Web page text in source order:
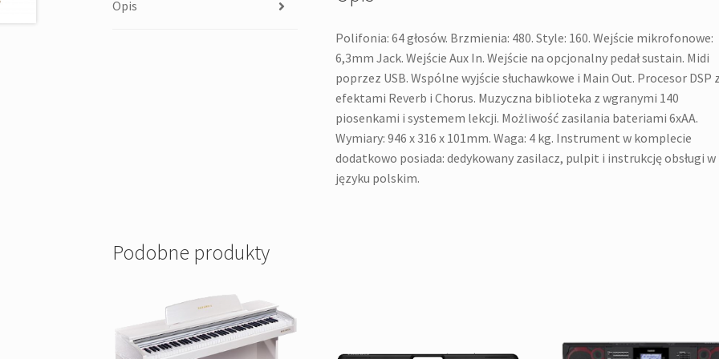
Opis
Polifonia: 64 głosów. Brzmienia: 480. Style: 160. Wejście mikrofonowe:
6,3mm Jack. Wejście Aux In. Wejście na opcjonalny pedał sustain. Midi
poprzez USB. Wspólne wyjście słuchawkowe i Main Out. Procesor DSP
efektami Reverb i Chorus. Muzyczna biblioteka z wgranymi 140
piosenkami i systemem lekcji. Możliwość zasilania bateriami 6xAA.
Wymiary: 946 x 316 x 101mm. Waga: 4 kg. Instrument w komplecie
dodatkowo posiada: dedykowany zasilacz, pulpit i instrukcję obsługi w
języku polskim.
Podobne produkty